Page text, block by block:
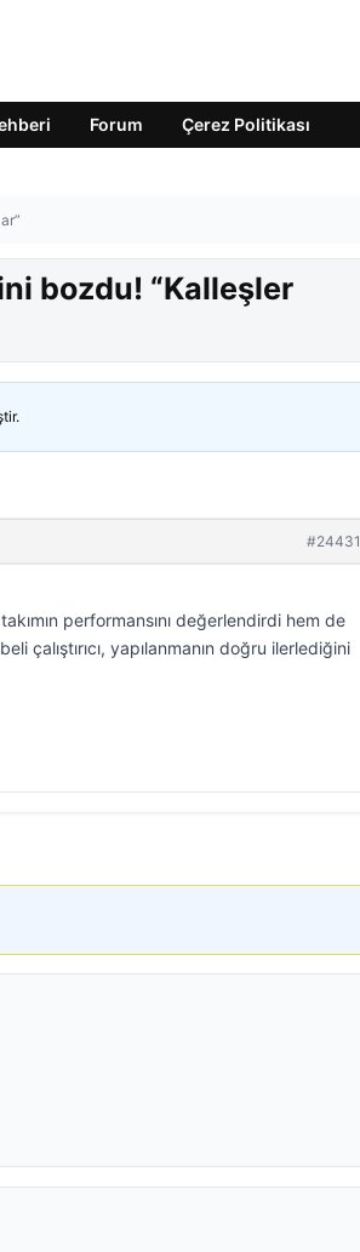
Forum Çerez Politikası
bozdu! “Kalleşler
#24431
performansını değerlendirdi hem de
çalıştırıcı, yapılanmanın doğru ilerlediğini